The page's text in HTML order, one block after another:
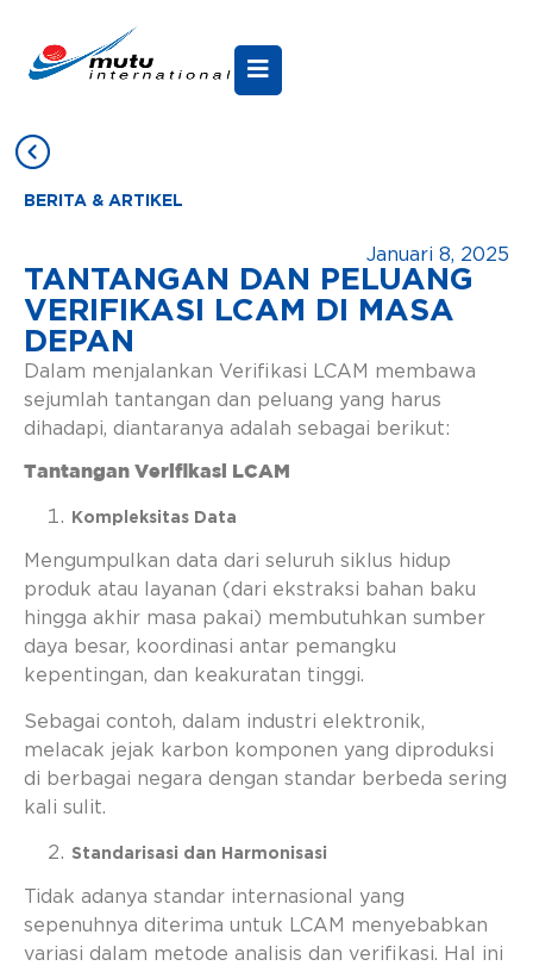
BERITA & ARTIKEL
Januari 8, 2025
TANTANGAN DAN PELUANG
VERIFIKASI LCAM DI MASA
DEPAN
Dalam menjalankan Verifikasi LCAM membawa
sejumlah tantangan dan peluang yang harus
dihadapi, diantaranya adalah sebagai berikut:
Tantangan Verifikasi LCAM
Kompleksitas Data
Mengumpulkan data dari seluruh siklus hidup
produk atau layanan (dari ekstraksi bahan baku
hingga akhir masa pakai) membutuhkan sumber
daya besar, koordinasi antar pemangku
kepentingan, dan keakuratan tinggi.
Sebagai contoh, dalam industri elektronik,
melacak jejak karbon komponen yang diproduksi
di berbagai negara dengan standar berbeda sering
kali sulit.
Standarisasi dan Harmonisasi
Tidak adanya standar internasional yang
sepenuhnya diterima untuk LCAM menyebabkan
variasi dalam metode analisis dan verifikasi. Hal ini